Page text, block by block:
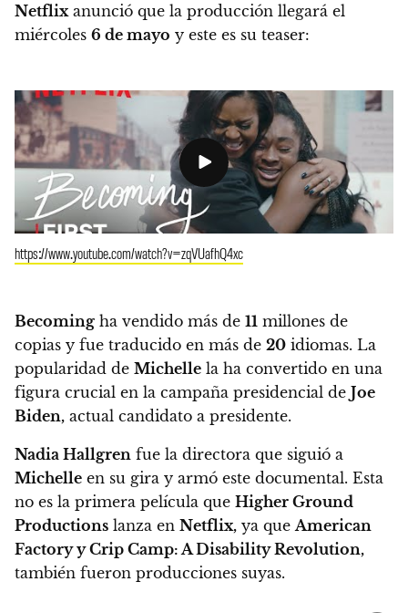
Netflixanunció que la producción llegará el
miércoles 6 de mayo y este es su teaser:
https://www.youtube.com/watch?v=zqVUafhQ4xc
Becoming ha vendido más de 11 millones de
copias y fue traducido en más de 20 idiomas. La
popularidad de Michelle la ha convertido en una
figura crucial en la campaña presidencial de Joe
Biden, actual candidato a presidente.
Nadia Hallgren fue la directora que siguió a
Michelle en su gira y armó este documental. Esta
no es la primera película que Higher Ground
Productions lanza en Netflix, ya queAmerican
Factory y Crip Camp: A Disability Revolution,
también fueron producciones suyas.